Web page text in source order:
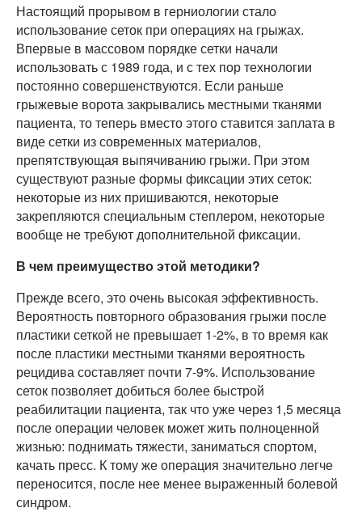
Настоящий прорывом в герниологии стало
использование сеток при операциях на грыжах.
Впервые в массовом порядке сетки начали
использовать с 1989 года, и с тех пор технологии
постоянно совершенствуются. Если раньше
грыжевые ворота закрывались местными тканями
пациента, то теперь вместо этого ставится заплата в
виде сетки из современных материалов,
препятствующая выпячиванию грыжи. При этом
существуют разные формы фиксации этих сеток:
некоторые из них пришиваются, некоторые
закрепляются специальным степлером, некоторые
вообще не требуют дополнительной фиксации.
В чем преимущество этой методики?
Прежде всего, это очень высокая эффективность.
Вероятность повторного образования грыжи после
пластики сеткой не превышает 1-2%, в то время как
после пластики местными тканями вероятность
рецидива составляет почти 7-9%. Использование
сеток позволяет добиться более быстрой
реабилитации пациента, так что уже через 1,5 месяца
после операции человек может жить полноценной
жизнью: поднимать тяжести, заниматься спортом,
качать пресс. К тому же операция значительно легче
переносится, после нее менее выраженный болевой
синдром.